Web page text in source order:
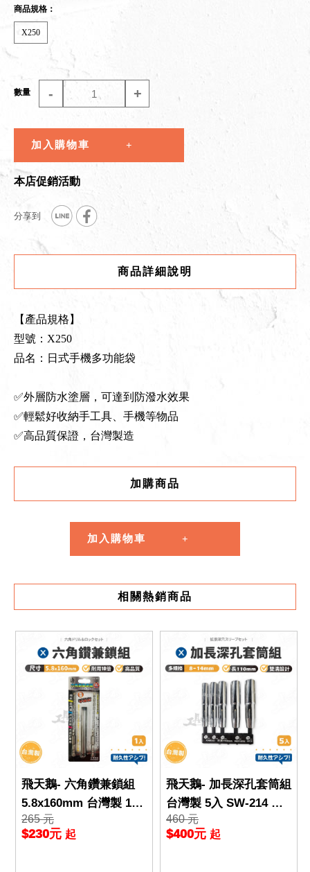
商品規格：
X250
數量 - +
加入購物車
本店促銷活動
商品詳細說明
【產品規格】
型號：X250
品名：日式手機多功能袋
✅外層防水塗層，可達到防潑水效果
✅輕鬆好收納手工具、手機等物品
✅高品質保證，台灣製造
加購商品
加入購物車
相關熱銷商品
飛天鵝- 六角鑽兼鎖組
5.8x160mm 台灣製 1入
不掉釘 鑽兼鎖 鎖兼鑽 S
W-491 六角
265 元
$230元 起
飛天鵝- 加長深孔套筒組
台灣製 5入 SW-214 鉻
釩鋼 六角軸 6.35mm 深
孔套筒
460 元
$400元 起